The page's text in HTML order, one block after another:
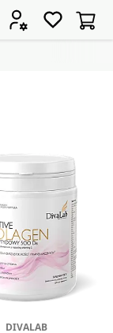
DIVALAB